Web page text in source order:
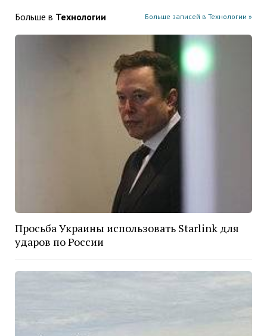
Больше в Технологии Больше записей в Технологии »
Просьба Украины использовать Starlink для
ударов по России